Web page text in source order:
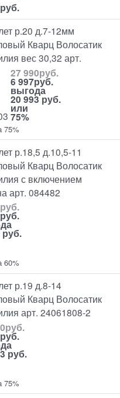
руб.
р.20 д.7-12мм
Кварц Волосатик
вес 30,32 арт.
27 990руб.
6 997руб.
выгода
20 993 руб.
или
75%
75%
р.18,5 д.10,5-11
Кварц Волосатик
с включением
арт. 084482
руб.
руб.
руб.
60%
р.19 д.8-14
Кварц Волосатик
арт. 24061808-2
руб.
руб.
руб.
75%